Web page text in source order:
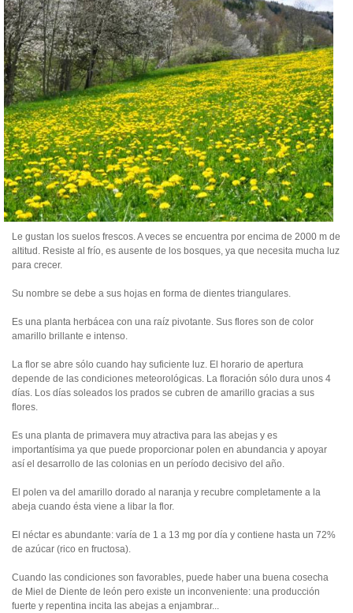
Le gustan los suelos frescos. A veces se encuentra por encima de 2000 m de
altitud. Resiste al frío, es ausente de los bosques, ya que necesita mucha luz
para crecer.
Su nombre se debe a sus hojas en forma de dientes triangulares.
Es una planta herbácea con una raíz pivotante. Sus flores son de color
amarillo brillante e intenso.
La flor se abre sólo cuando hay suficiente luz. El horario de apertura
depende de las condiciones meteorológicas. La floración sólo dura unos 4
días. Los días soleados los prados se cubren de amarillo gracias a sus
flores.
Es una planta de primavera muy atractiva para las abejas y es
importantísima ya que puede proporcionar polen en abundancia y apoyar
así el desarrollo de las colonias en un período decisivo del año.
El polen va del amarillo dorado al naranja y recubre completamente a la
abeja cuando ésta viene a libar la flor.
El néctar es abundante: varía de 1 a 13 mg por día y contiene hasta un 72%
de azúcar (rico en fructosa).
Cuando las condiciones son favorables, puede haber una buena cosecha
de Miel de Diente de león pero existe un inconveniente: una producción
fuerte y repentina incita las abejas a enjambrar...